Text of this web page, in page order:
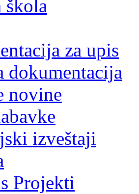
škola
za upis
dokumentacija
novine
izveštaji
Projekti